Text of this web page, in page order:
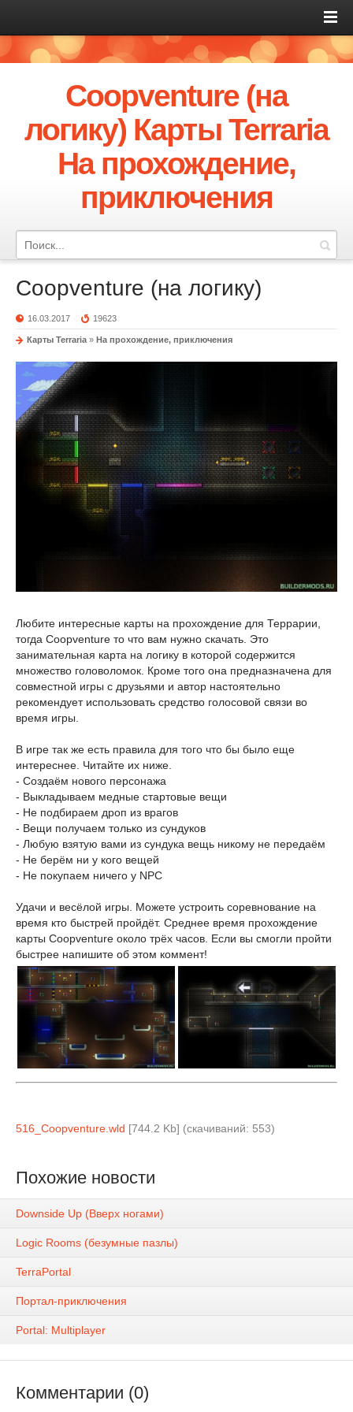
Coopventure (на
логику) Карты Terraria
На прохождение,
приключения
Coopventure (на логику)
16.03.2017 19623
Карты Terraria » На прохождение, приключения
Любите интересные карты на прохождение для Террарии,
тогда Coopventure то что вам нужно скачать. Это
занимательная карта на логику в которой содержится
множество головоломок. Кроме того она предназначена для
совместной игры с друзьями и автор настоятельно
рекомендует использовать средство голосовой связи во
время игры.
В игре так же есть правила для того что бы было еще
интереснее. Читайте их ниже.
- Создаём нового персонажа
- Выкладываем медные стартовые вещи
- Не подбираем дроп из врагов
- Вещи получаем только из сундуков
- Любую взятую вами из сундука вещь никому не передаём
- Не берём ни у кого вещей
- Не покупаем ничего у NPC
Удачи и весёлой игры. Можете устроить соревнование на
время кто быстрей пройдёт. Среднее время прохождение
карты Coopventure около трёх часов. Если вы смогли пройти
быстрее напишите об этом коммент!
516_Coopventure.wld [744.2 Kb] (cкачиваний: 553)
Похожие новости
Downside Up (Вверх ногами)
Logic Rooms (безумные пазлы)
TerraPortal
Портал-приключения
Portal: Multiplayer
Комментарии (0)